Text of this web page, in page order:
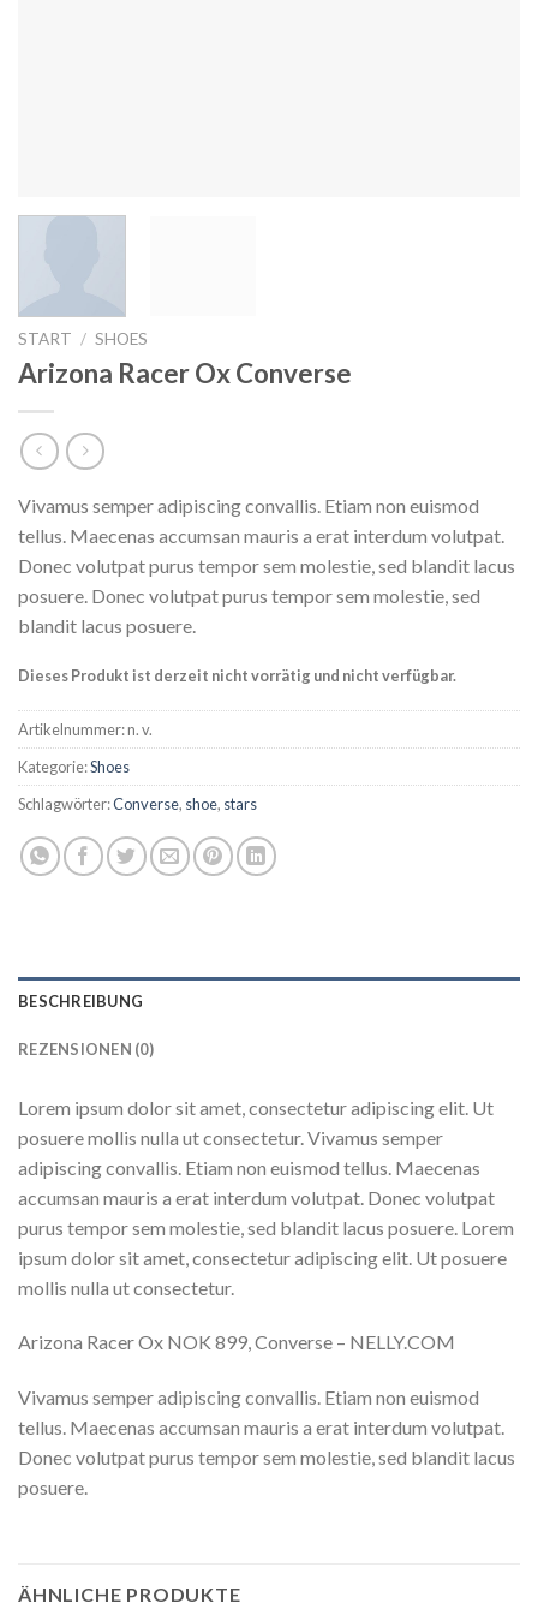
START / SHOES
Arizona Racer Ox Converse
Vivamus semper adipiscing convallis. Etiam non euismod
tellus. Maecenas accumsan mauris a erat interdum volutpat.
Donec volutpat purus tempor sem molestie, sed blandit lacus
posuere. Donec volutpat purus tempor sem molestie, sed
blandit lacus posuere.
Dieses Produkt ist derzeit nicht vorrätig und nicht verfügbar.
Artikelnummer:n. v.
Kategorie:Shoes
Schlagwörter:Converse, shoe, stars
BESCHREIBUNG
REZENSIONEN (0)
Lorem ipsum dolor sit amet, consectetur adipiscing elit. Ut
posuere mollis nulla ut consectetur. Vivamus semper
adipiscing convallis. Etiam non euismod tellus. Maecenas
accumsan mauris a erat interdum volutpat. Donec volutpat
purus tempor sem molestie, sed blandit lacus posuere. Lorem
ipsum dolor sit amet, consectetur adipiscing elit. Ut posuere
mollis nulla ut consectetur.
Arizona Racer Ox NOK 899, Converse – NELLY.COM
Vivamus semper adipiscing convallis. Etiam non euismod
tellus. Maecenas accumsan mauris a erat interdum volutpat.
Donec volutpat purus tempor sem molestie, sed blandit lacus
posuere.
ÄHNLICHE PRODUKTE